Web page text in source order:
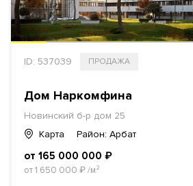
ID: 537039 ПРОДАЖА
Дом Наркомфина
Новинский б-р дом 25
Карта
Район: Арбат
от 165 000 000 ₽
от 1 650 000 ₽/м²